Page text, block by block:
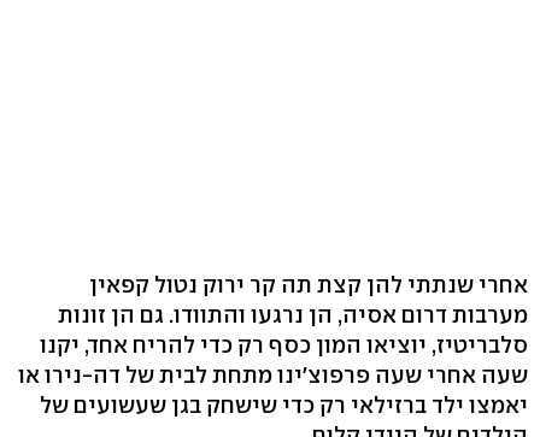
אחרי שנתתי להן קצת תה קר ירוק נטול קפאין
מערבות דרום אסיה, הן נרגעו והתוודו. גם הן זונות
סלבריטיז, יוציאו המון כסף רק כדי להריח אחד, יקנו
שעה אחרי שעה פרפוצ'ינו מתחת לבית של דה-נירו או
יאמצו ילד ברזילאי רק כדי שישחק בגן שעשועים של